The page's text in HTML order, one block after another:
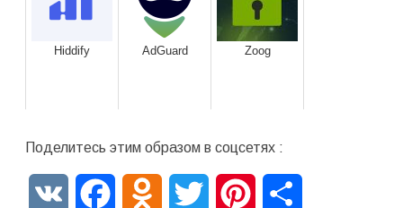
Hiddify AdGuard Zoog
Поделитесь этим образом в соцсетях :
VK FacebookOdnoklassniki
Twitter Pinterest